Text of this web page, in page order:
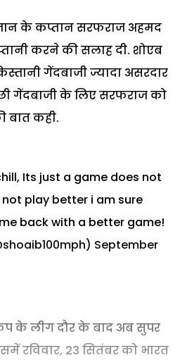
के कप्तान सरफराज अहमद
करने की सलाह दी. शोएब
गेंदबाजी ज्यादा असरदार
गेंदबाजी के लिए सरफराज को
बात कही.
Its just a game does not
play better i am sure
back with a better game!
September
के लीग दौर के बाद अब सुपर
रविवार, 23 सितंबर को भारत